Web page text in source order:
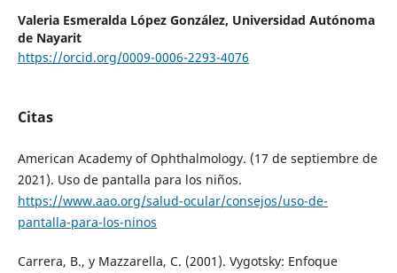
Valeria Esmeralda López González, Universidad Autónoma
de Nayarit
https://orcid.org/0009-0006-2293-4076
Citas
American Academy of Ophthalmology. (17 de septiembre de
2021). Uso de pantalla para los niños.
https://www.aao.org/salud-ocular/consejos/uso-de-
pantalla-para-los-ninos
Carrera, B., y Mazzarella, C. (2001). Vygotsky: Enfoque